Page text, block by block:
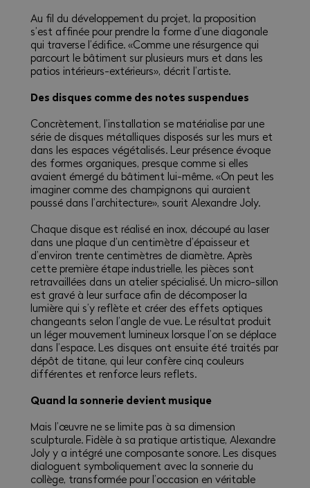
Au fil du développement du projet, la proposition
s’est affinée pour prendre la forme d’une diagonale
qui traverse l’édifice. «Comme une résurgence qui
parcourt le bâtiment sur plusieurs murs et dans les
patios intérieurs-extérieurs», décrit l’artiste.
Des disques comme des notes suspendues
Concrètement, l’installation se matérialise par une
série de disques métalliques disposés sur les murs et
dans les espaces végétalisés. Leur présence évoque
des formes organiques, presque comme si elles
avaient émergé du bâtiment lui-même. «On peut les
imaginer comme des champignons qui auraient
poussé dans l’architecture», sourit Alexandre Joly.
Chaque disque est réalisé en inox, découpé au laser
dans une plaque d’un centimètre d’épaisseur et
d’environ trente centimètres de diamètre. Après
cette première étape industrielle, les pièces sont
retravaillées dans un atelier spécialisé. Un micro-sillon
est gravé à leur surface afin de décomposer la
lumière qui s’y reflète et créer des effets optiques
changeants selon l’angle de vue. Le résultat produit
un léger mouvement lumineux lorsque l’on se déplace
dans l’espace. Les disques ont ensuite été traités par
dépôt de titane, qui leur confère cinq couleurs
différentes et renforce leurs reflets.
Quand la sonnerie devient musique
Mais l’œuvre ne se limite pas à sa dimension
sculpturale. Fidèle à sa pratique artistique, Alexandre
Joly y a intégré une composante sonore. Les disques
dialoguent symboliquement avec la sonnerie du
collège, transformée pour l’occasion en véritable